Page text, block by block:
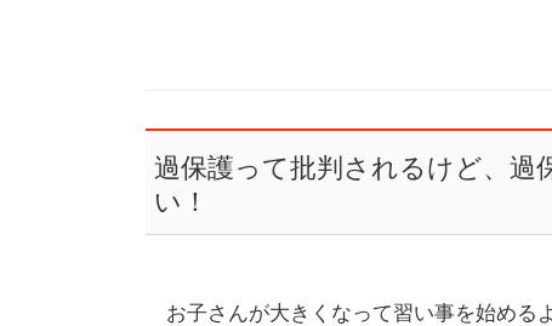
過保護って批判されるけど、
い！
お子さんが大きくなって習い事を始める